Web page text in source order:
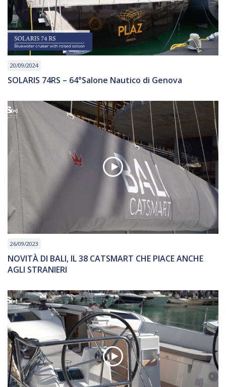
20/09/2024
SOLARIS 74RS – 64°Salone Nautico di Genova
26/09/2023
NOVITÀ DI BALI, IL 38 CATSMART CHE PIACE ANCHE
AGLI STRANIERI